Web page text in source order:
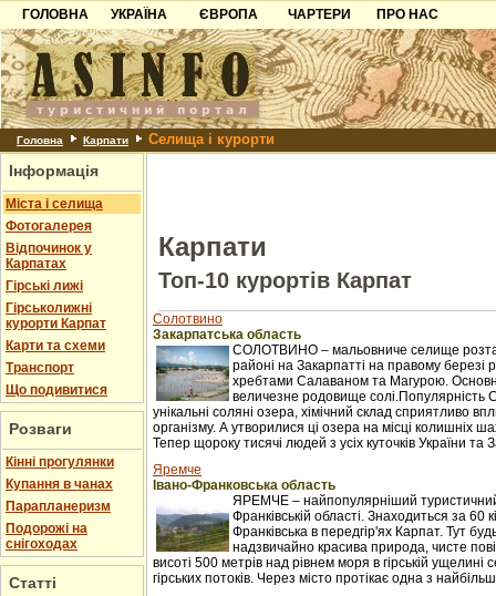
ГОЛОВНА
УКРАЇНА
Карпати
Азов
Причорноморря
Шацьк
ЄВРОПА
Чорногорія
Хорватія
Болгарія
Албанія
ЧАРТЕРИ
ПРО НАС
Контакти
Партнерам
Додати готель
Головна Карпати Селища і курорти
Інформація
Міста і селища
Фотогалерея
Відпочинок у
Карпатах
Гірські лижі
Гірськолижні
курорти Карпат
Карти та схеми
Транспорт
Що подивитися
Розваги
Кінні прогулянки
Купання в чанах
Парапланеризм
Подорожі на
снігоходах
Статті
Карпати
Топ-10 курортів Карпат
Солотвино
Закарпатська область
СОЛОТВИНО – мальовниче селище
районі на Закарпатті на правому березі
хребтами Салаваном та Магурою.
величезне родовище солі.Популярність
унікальні соляні озера, хімічний склад сприятливо
організму. А утворилися ці озера на місці колишніх
Тепер щороку тисячі людей з усіх куточків України та
Яремче
Івано-Франковська область
ЯРЕМЧЕ – найпопулярніший
Франківській області. Знаходиться за 60
Франківська в передгір'ях Карпат. Тут
надзвичайно красива природа, чисте
висоті 500 метрів над рівнем моря в гірській ущелині
гірських потоків. Через місто протікає одна з